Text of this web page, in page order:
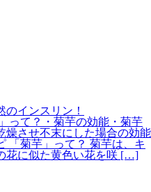
インスリン！
って？・菊芋の効能・菊芋
燥させ不末にした場合の効能
「菊芋」って？ 菊芋は、キ
花に似た黄色い花を咲 […]